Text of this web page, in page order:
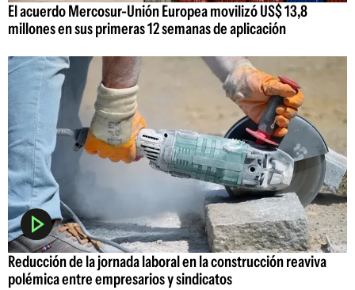
El acuerdo Mercosur-Unión Europea movilizó US$ 13,8
millones en sus primeras 12 semanas de aplicación
Reducción de la jornada laboral en la construcción reaviva
polémica entre empresarios y sindicatos